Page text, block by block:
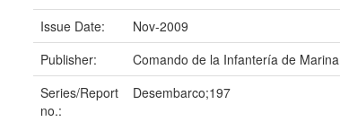
Issue Date:
Nov-2009
Publisher:
Comando de la Infantería de Marina
Series/Report
no.:
Desembarco;197